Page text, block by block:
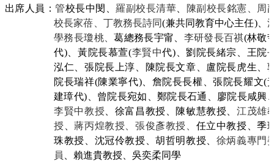
覽
出席人員：管校長中閔 、羅副校長清華
陳副校長銘憲、周
校長家蓓、丁教務長詩同(兼共同教育中心主任)、
學務長瓊桃、葛總務長宇甯、 李研發長百祺(林敬
代)、黃院長慕萱(李賢中代)、劉院長緒宗、王院
泓仁 、張院長上淳、陳院長文章 、盧 院長虎生、
院長瑞祥(陳業寧代)、詹院長長權、張院長耀文(
建璋代) 曾 院長宛如、鄭院長石通、 廖院長咸興
李賢中教授
徐富昌教授、 陳敏慧教授 、江茂雄
授
、蔣丙煌教授、 張俊彥教授、 任立中教授、季
珠教授 、沈冠伶教授 、胡哲明教授 徐炳義專門
員
、賴進貴教授 、吳奕柔同學